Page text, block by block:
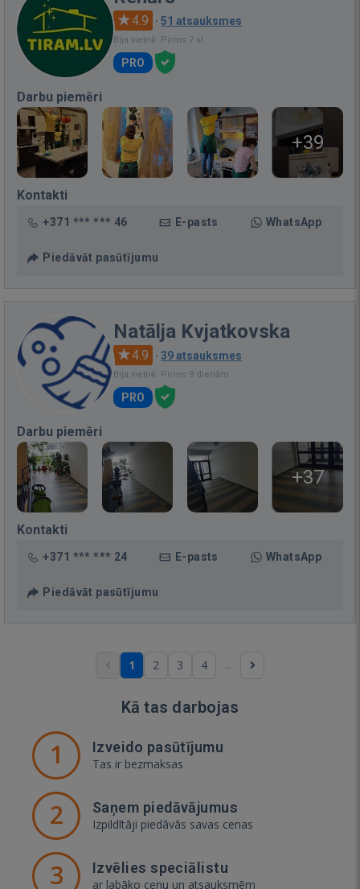
4.9 · 51 atsauksmes
Bija vietnē: Pirms 7 st.
PRO
Darbu piemēri
+39
Kontakti
+371 *** *** 46 E-pasts WhatsApp
Piedāvāt pasūtījumu
Natālja Kvjatkovska
4.9 · 39 atsauksmes
Bija vietnē: Pirms 9 dienām
PRO
Darbu piemēri
+37
Kontakti
+371 *** *** 24 E-pasts WhatsApp
Piedāvāt pasūtījumu
1 2 3 4 ...
Kā tas darbojas
1 Izveido pasūtījumu
Tas ir bezmaksas
2 Saņem piedāvājumus
Izpildītāji piedāvās savas cenas
3 Izvēlies speciālistu
ar labāko cenu un atsauksmēm